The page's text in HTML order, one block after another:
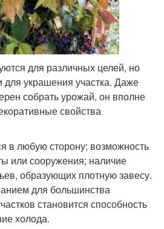
для различных целей, но
для украшения участка. Даже
собрать урожай, он вполне
свойства
в любую сторону; возможность
или сооружения; наличие
образующих плотную завесу.
для большинства
становится способность
холода.